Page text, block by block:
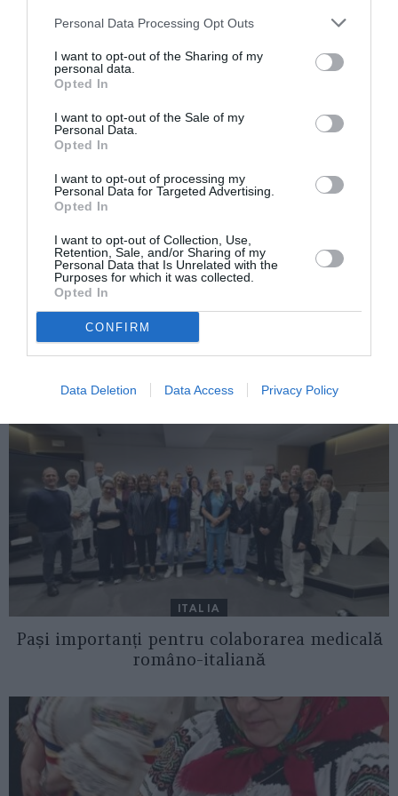
Personal Data Processing Opt Outs
I want to opt-out of the Sharing of my
personal data.
Opted In
I want to opt-out of the Sale of my
Personal Data.
Opted In
I want to opt-out of processing my
Personal Data for Targeted Advertising.
Opted In
I want to opt-out of Collection, Use,
Retention, Sale, and/or Sharing of my
Personal Data that Is Unrelated with the
Purposes for which it was collected.
Opted In
CONFIRM
Data Deletion Data Access Privacy Policy
Traficul a fost blocat în urma accidentului,
autostrada fiind redeschisă după mai bine de 2 ore.
Articolul anterior
murit la muncă pe șantier, a căzut de la
etajul 5
Italia expulzează 30 de diplomaţi ruşi din
motive de ”securitate naţională”: ”Măsura a
fost necesară”
AȚI PUTEA DORI DE
ITALIA
Pași importanți pentru colaborarea medicală
româno-italiană